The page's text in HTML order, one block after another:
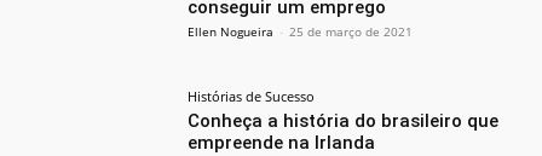
conseguir um emprego
Ellen Nogueira - 25 de março de 2021
Histórias de Sucesso
Conheça a história do brasileiro que
empreende na Irlanda